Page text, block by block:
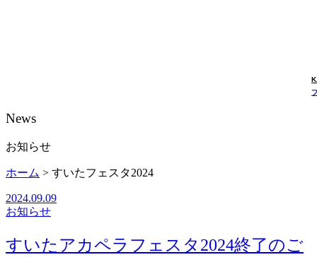
News
お知らせ
ホーム > すいたフェスタ2024
2024.09.09
お知らせ
すいたアカペラフェスタ2024終了のご